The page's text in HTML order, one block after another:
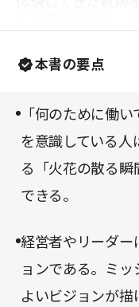
炎」に気づき、新
れるからではない
てはいかがだろうか
本書の要点
「何のために働
を意識している人
る「火花の散る
できる。
経営者やリーダー
ョンである。ミッ
よいビジョンが描